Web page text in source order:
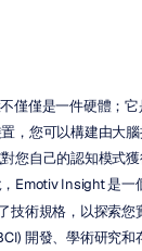
僅僅是一件硬體；
，您可以構建由大
您自己的認知模式
Emotiv Insight 是一
技術規格，以探索您
開發、學術研究和